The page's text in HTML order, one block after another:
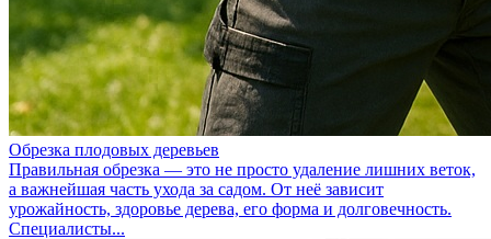
Обрезка плодовых деревьев
Правильная обрезка — это не просто удаление лишних веток,
а важнейшая часть ухода за садом. От неё зависит
урожайность, здоровье дерева, его форма и долговечность.
Специалисты...